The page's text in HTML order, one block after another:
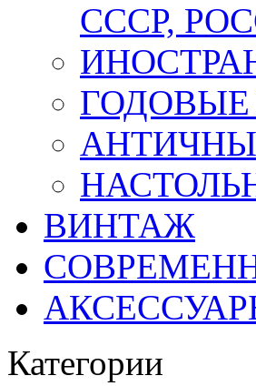
СССР,
ГОДОВЫЕ
ВИНТАЖ
Категории